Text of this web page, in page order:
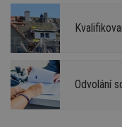
Odvolání